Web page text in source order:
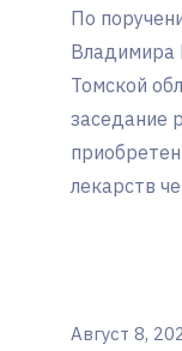
По
Владимира
Томской
заседание
лекарств
Август 8,